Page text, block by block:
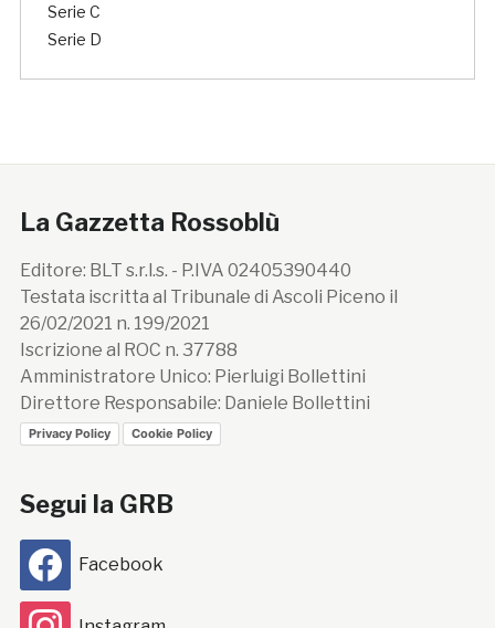
Serie C
Serie D
La Gazzetta Rossoblù
Editore: BLT s.r.l.s. - P.IVA 02405390440
Testata iscritta al Tribunale di Ascoli Piceno il
26/02/2021 n. 199/2021
Iscrizione al ROC n. 37788
Amministratore Unico: Pierluigi Bollettini
Direttore Responsabile: Daniele Bollettini
Privacy Policy Cookie Policy
Segui la GRB
Facebook